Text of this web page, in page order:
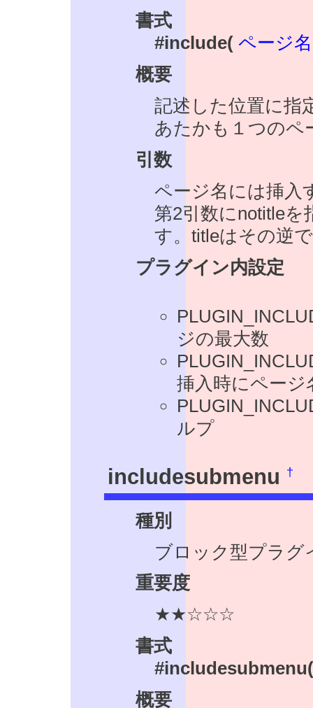
書式
#include( ページ
概要
記述した位置に指
あたかも１つのペ
引数
ページ名には挿入
第2引数にnotitle
す。titleはその逆
プラグイン内設定
ジの最大数
挿入時にペー
ルプ
includesubmenu †
種別
ブロック型プラグ
重要度
★★☆☆☆
書式
概要